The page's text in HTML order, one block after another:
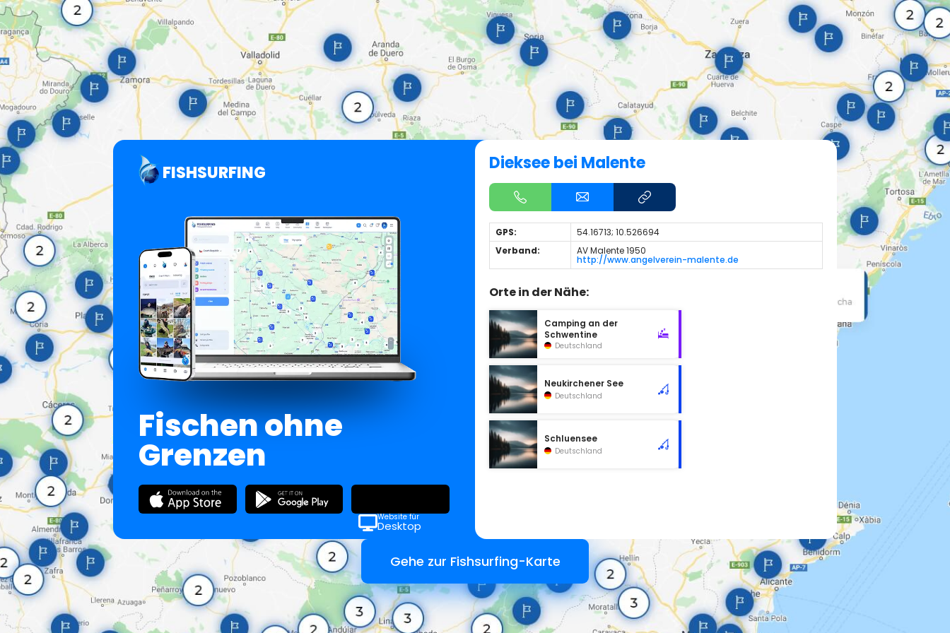
FISHSURFING
Fischen ohne
Grenzen
Website für
Desktop
Dieksee bei Malente
GPS:
54.16713; 10.526694
Verband:
AV Malente 1950
http://www.angelverein-malente.de
Orte in der Nähe:
Camping an der
Schwentine
Deutschland
Neukirchener See
Deutschland
Schluensee
Deutschland
Gehe zur Fishsurfing-Karte